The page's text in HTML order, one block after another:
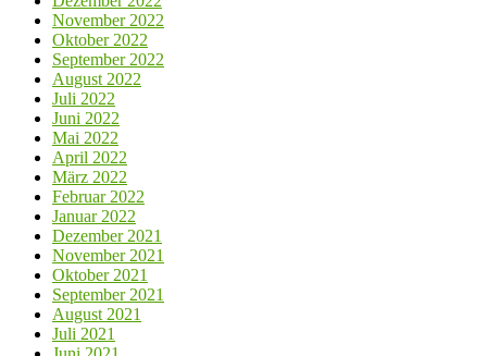
November 2022
Oktober 2022
September 2022
August 2022
Juli 2022
Juni 2022
Mai 2022
April 2022
März 2022
Februar 2022
Januar 2022
Dezember 2021
November 2021
Oktober 2021
September 2021
August 2021
Juli 2021